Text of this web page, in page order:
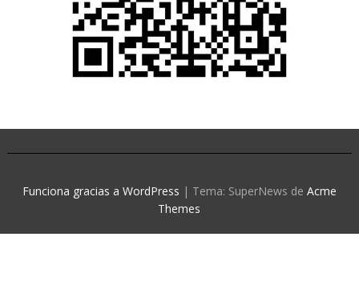
Funciona gracias a WordPress | Tema: SuperNews de Acme
Themes